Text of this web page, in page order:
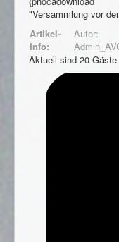
"Versammlung vor
Artikel-
Info:
Autor:
Aktuell sind 20